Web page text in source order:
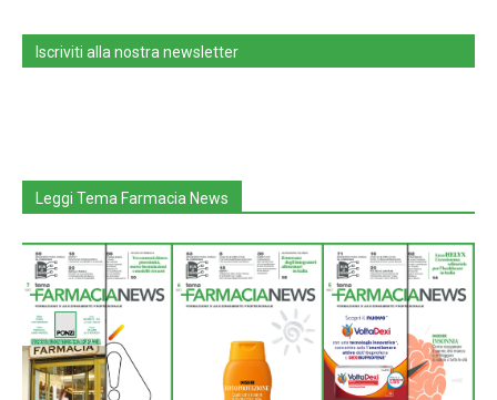
Iscriviti alla nostra newsletter
Leggi Tema Farmacia News